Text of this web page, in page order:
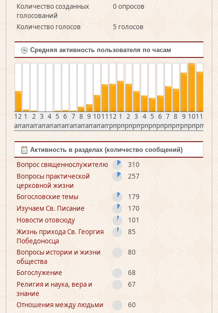
Количество созданных
голосований
0 опросов
Количество голосов 5 голосов
Средняя активность пользователя по часам
12
am
1
am
2
am
3
am
4
am
5
am
6
am
7
am
8
am
9
am
10
am
11
am
12
pm
1
pm
2
pm
3
pm
4
pm
5
pm
6
pm
7
pm
8
pm
9
pm
10
pm
11
pm
Активность в разделах (количество сообщений)
Вопрос священно­служителю
310
Вопросы практической
церковной жизни
257
Богословские темы
179
Изучаем Св. Писание
170
Новости отовсюду
101
Жизнь прихода Св. Георгия
Победоносца
85
Вопросы истории и жизни
общества
80
Богослужение
68
Религия и наука, вера и
знание
67
Отношения между людьми 60